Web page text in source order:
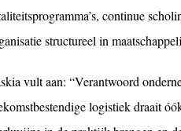
continue
structureel in
vult aan: “Verantwoord
logistiek draait